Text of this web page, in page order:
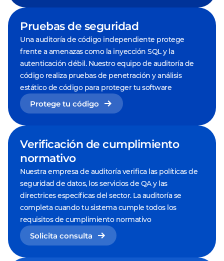
Pruebas de seguridad
Una auditoría de código independiente protege
frente a amenazas como la inyección SQL y la
autenticación débil. Nuestro equipo de auditoría de
código realiza pruebas de penetración y análisis
estático de código para proteger tu software
Protege tu código
Verificación de cumplimiento
normativo
Nuestra empresa de auditoría verifica las políticas de
seguridad de datos, los servicios de QA y las
directrices específicas del sector. La auditoría se
completa cuando tu sistema cumple todos los
requisitos de cumplimiento normativo
Solicita consulta